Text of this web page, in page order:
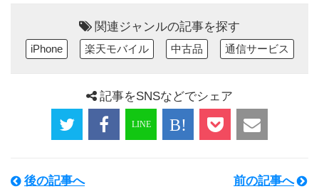
関連ジャンルの記事を探す
iPhone 楽天モバイル 中古品 通信サービス
記事をSNSなどでシェア
後の記事へ 前の記事へ